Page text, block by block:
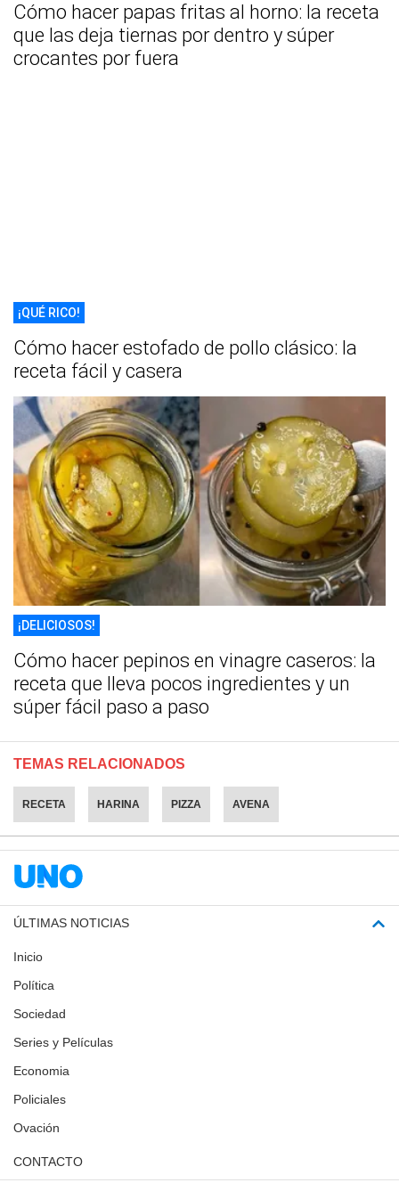
Cómo hacer papas fritas al horno: la receta
que las deja tiernas por dentro y súper
crocantes por fuera
¡QUÉ RICO!
Cómo hacer estofado de pollo clásico: la
receta fácil y casera
¡DELICIOSOS!
Cómo hacer pepinos en vinagre caseros: la
receta que lleva pocos ingredientes y un
súper fácil paso a paso
TEMAS RELACIONADOS
RECETA HARINA PIZZA AVENA
ÚLTIMAS NOTICIAS
Inicio
Política
Sociedad
Series y Películas
Economia
Policiales
Ovación
CONTACTO